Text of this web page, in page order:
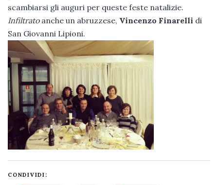
scambiarsi gli auguri per queste feste natalizie.
Infiltratoanche un abruzzese, Vincenzo Finarelli di
San Giovanni Lipioni.
CONDIVIDI: